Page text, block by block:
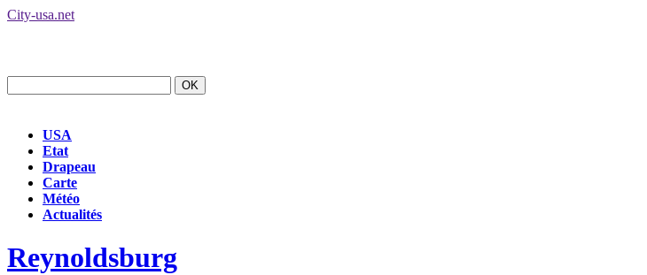
City-usa.net
USA
Etat
Drapeau
Carte
Météo
Actualités
Reynoldsburg